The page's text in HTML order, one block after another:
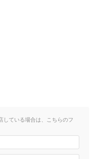
している場合は、こちらのフ